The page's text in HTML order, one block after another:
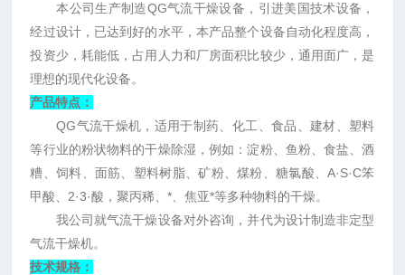
本公司生产制造QG气流干燥设备，引进美国技术设备，
经过设计，已达到好的水平，本产品整个设备自动化程度高，
投资少，耗能低，占用人力和厂房面积比较少，通用面广，是
理想的现代化设备。
产品特点：
QG气流干燥机，适用于制药、化工、食品、建材、塑料
等行业的粉状物料的干燥除湿，例如：淀粉、鱼粉、食盐、酒
糟、饲料、面筋、塑料树脂、矿粉、煤粉、糖氯酸、A·S·C笨
甲酸、 2·3·酸，聚丙稀、*、焦亚*等多种物料的干燥。
我公司就气流干燥设备对外咨询，并代为设计制造非定型
气流干燥机。
技术规格：